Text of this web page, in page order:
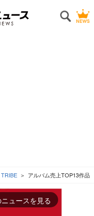
アルバム売上TOP13作品
ュースを見る